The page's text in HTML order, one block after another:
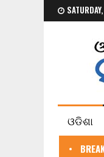
ଓଡିଶା